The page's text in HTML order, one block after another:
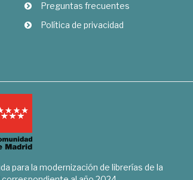
Preguntas frecuentes
Política de privacidad
para la modernización de librerías de la